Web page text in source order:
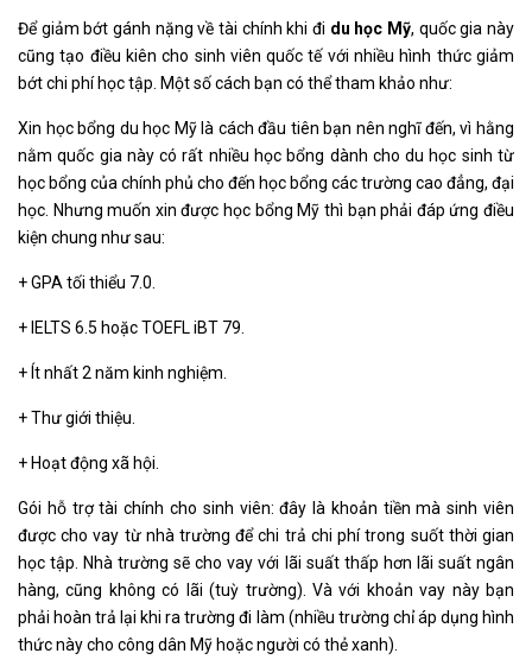
Để giảm bớt gánh nặng về tài chính khi đi du học Mỹ, quốc gia này
cũng tạo điều kiên cho sinh viên quốc tế với nhiều hình thức giảm
bớt chi phí học tập. Một số cách bạn có thể tham khảo như:
Xin học bổng du học Mỹ là cách đầu tiên bạn nên nghĩ đến, vì hằng
nằm quốc gia này có rất nhiều học bổng dành cho du học sinh từ
học bổng của chính phủ cho đến học bổng các trường cao đẳng, đại
học. Nhưng muốn xin được học bổng Mỹ thì bạn phải đáp ứng điều
kiện chung như sau:
+ GPA tối thiểu 7.0.
+ IELTS 6.5 hoặc TOEFL iBT 79.
+ Ít nhất 2 năm kinh nghiệm.
+ Thư giới thiệu.
+ Hoạt động xã hội.
Gói hỗ trợ tài chính cho sinh viên: đây là khoản tiền mà sinh viên
được cho vay từ nhà trường để chi trả chi phí trong suốt thời gian
học tập. Nhà trường sẽ cho vay với lãi suất thấp hơn lãi suất ngân
hàng, cũng không có lãi (tuỳ trường). Và với khoản vay này bạn
phải hoàn trả lại khi ra trường đi làm (nhiều trường chỉ áp dụng hình
thức này cho công dân Mỹ hoặc người có thẻ xanh).